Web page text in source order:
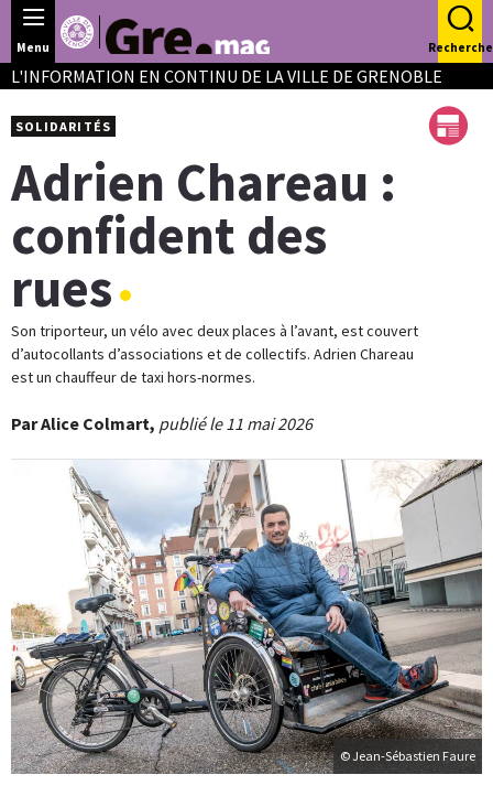
Panneau de gestion des cookies
Menu Recherche
L'INFORMATION EN CONTINU DE LA VILLE DE GRENOBLE
© Jean-Sébastien Faure
Adrien Chareau :
confident des
rues
Son triporteur, un vélo avec deux places à l’avant, est couvert
d’autocollants d’associations et de collectifs. Adrien Chareau
est un chauffeur de taxi hors-normes.
SOLIDARITÉS
Par Alice Colmart, publié le 11 mai 2026